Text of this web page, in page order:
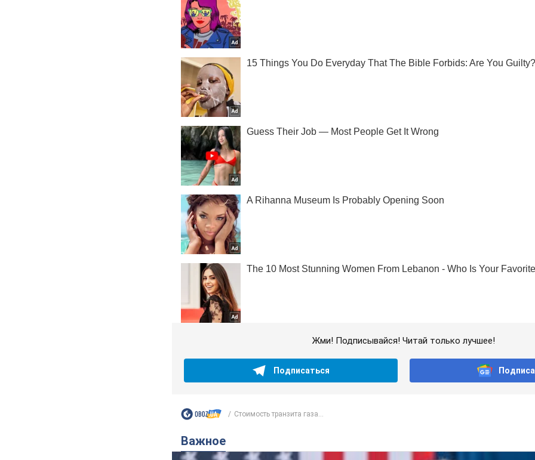
Жми! Подписывайся! Читай только лучшее!
Подписаться
Стоимость транзита газа...
Важное